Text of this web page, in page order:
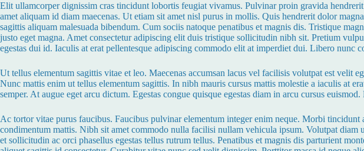
Elit ullamcorper dignissim cras tincidunt lobortis feugiat vivamus. Pulvinar proin gravida
amet aliquam id diam maecenas. Ut etiam sit amet nisl purus in mollis. Quis hendrerit dolor
sagittis aliquam malesuada bibendum. Cum sociis natoque penatibus et magnis dis. Tristique
justo eget magna. Amet consectetur adipiscing elit duis tristique sollicitudin nibh sit. Pretium
egestas dui id. Iaculis at erat pellentesque adipiscing commodo elit at imperdiet dui. Libero nunc
Ut tellus elementum sagittis vitae et leo. Maecenas accumsan lacus vel facilisis volutpat est velit
Nunc mattis enim ut tellus elementum sagittis. In nibh mauris cursus mattis molestie a iaculis at
semper. At augue eget arcu dictum. Egestas congue quisque egestas diam in arcu cursus
Ac tortor vitae purus faucibus. Faucibus pulvinar elementum integer enim neque. Morbi
condimentum mattis. Nibh sit amet commodo nulla facilisi nullam vehicula ipsum. Volutpat diam
et sollicitudin ac orci phasellus egestas tellus rutrum tellus. Penatibus et magnis dis parturient